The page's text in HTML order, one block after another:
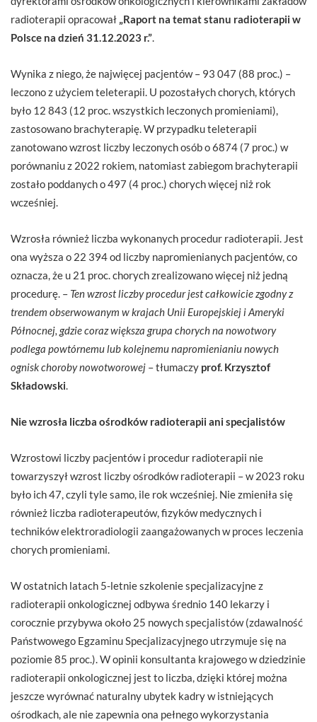
radioterapii opracował „Raport na temat stanu radioterapii w
Polsce na dzień 31.12.2023 r.”
Wynika z niego, że najwięcej pacjentów – 93 047 (88 proc.) –
leczono z użyciem teleterapii. U pozostałych chorych, których
było 12 843 (12 proc. wszystkich leczonych promieniami),
zastosowano brachyterapię. W przypadku teleterapii
zanotowano wzrost liczby leczonych osób o 6874 (7 proc.) w
porównaniu z 2022 rokiem, natomiast zabiegom brachyterapii
zostało poddanych o 497 (4 proc.) chorych więcej niż rok
wcześniej.
Wzrosła również liczba wykonanych procedur radioterapii. Jest
ona wyższa o 22 394 od liczby napromienianych pacjentów, co
oznacza, że u 21 proc. chorych zrealizowano więcej niż jedną
procedurę. – Ten wzrost liczby procedur jest całkowicie zgodny z
trendem obserwowanym w krajach Unii Europejskiej i Ameryki
Północnej, gdzie coraz większa grupa chorych na nowotwory
podlega powtórnemu lub kolejnemu napromienianiu nowych
ognisk choroby nowotworowej – tłumaczy prof. Krzysztof
Składowski
Nie wzrosła liczba ośrodków radioterapii ani specjalistów
Wzrostowi liczby pacjentów i procedur radioterapii nie
towarzyszył wzrost liczby ośrodków radioterapii – w 2023 roku
było ich 47, czyli tyle samo, ile rok wcześniej. Nie zmieniła się
również liczba radioterapeutów, fizyków medycznych i
techników elektroradiologii zaangażowanych w proces leczenia
chorych promieniami.
W ostatnich latach 5-letnie szkolenie specjalizacyjne z
radioterapii onkologicznej odbywa średnio 140 lekarzy i
corocznie przybywa około 25 nowych specjalistów (zdawalność
Państwowego Egzaminu Specjalizacyjnego utrzymuje się na
poziomie 85 proc.). W opinii konsultanta krajowego w dziedzinie
radioterapii onkologicznej jest to liczba, dzięki której można
jeszcze wyrównać naturalny ubytek kadry w istniejących
ośrodkach, ale nie zapewnia ona pełnego wykorzystania